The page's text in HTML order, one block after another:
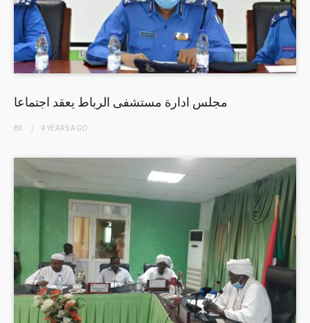
مجلس ادارة مستشفى الرباط يعقد اجتماعا
BY 4 YEARSAGO